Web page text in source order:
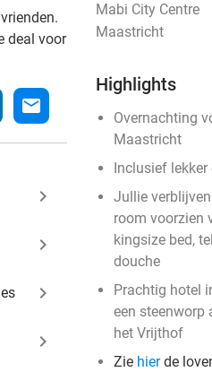
deal voor
mail
keyboard_arrow_right
keyboard_arrow_right
keyboard_arrow_right
keyboard_arrow_right
Mabi City Centre
Maastricht
Highlights
Overnachting
Maastricht
Inclusief
Jullie
room voorzien
kingsize bed,
douche
Prachtig hotel
een steenworp
het Vrijthof
Zie hierde